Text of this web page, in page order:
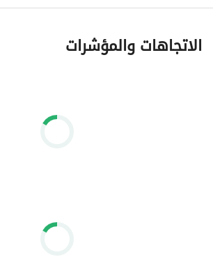
الاتجاهات والمؤشرات